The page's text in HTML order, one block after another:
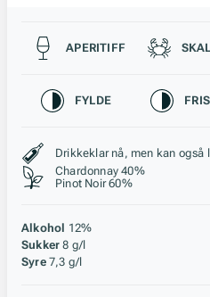
Passer til
APERITIFF
Karakteristikk
FYLDE
Stil, lagring og
Drikkeklar nå, men kan også
Chardonnay 40%
Pinot Noir 60%
Alkohol 12%
Sukker 8 g/l
Syre 7,3 g/l